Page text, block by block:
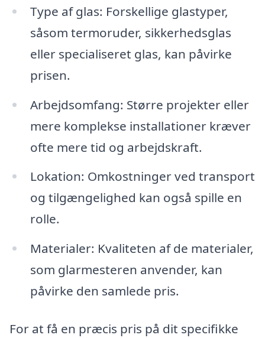
Type af glas: Forskellige glastyper,
såsom termoruder, sikkerhedsglas
eller specialiseret glas, kan påvirke
prisen.
Arbejdsomfang: Større projekter eller
mere komplekse installationer kræver
ofte mere tid og arbejdskraft.
Lokation: Omkostninger ved transport
og tilgængelighed kan også spille en
rolle.
Materialer: Kvaliteten af de materialer,
som glarmesteren anvender, kan
påvirke den samlede pris.
For at få en præcis pris på dit specifikke